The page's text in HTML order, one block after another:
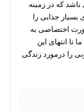
که در زمینه
جذابی را
اختصاصی به
تا انتهای این
را درمورد زندگی